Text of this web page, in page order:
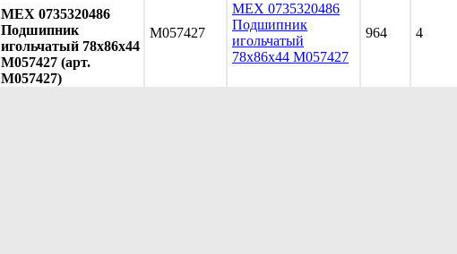
MEX 0735320486
Подшипник
игольчатый 78x86x44
M057427 (арт.
M057427)
M057427
MEX 0735320486
Подшипник
игольчатый
78x86x44 M057427
964 4